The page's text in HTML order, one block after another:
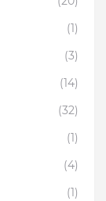
(1)
(3)
(14)
(32)
(1)
(4)
(1)